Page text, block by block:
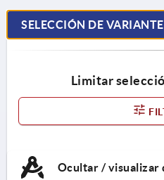
SELECCIÓN DE
Limitar
Ocultar / visualizar